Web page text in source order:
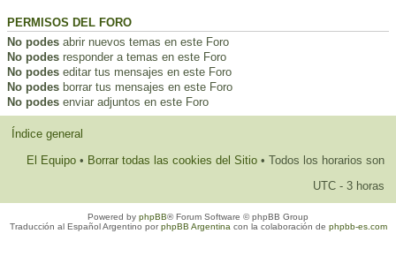
PERMISOS DEL FORO
No podes abrir nuevos temas en este Foro
No podes responder a temas en este Foro
No podes editar tus mensajes en este Foro
No podes borrar tus mensajes en este Foro
No podes enviar adjuntos en este Foro
Índice general
El Equipo • Borrar todas las cookies del Sitio • Todos los horarios son
UTC - 3 horas
Powered by phpBB® Forum Software © phpBB Group
Traducción al Español Argentino porphpBB Argentina con la colaboración de phpbb-es.com